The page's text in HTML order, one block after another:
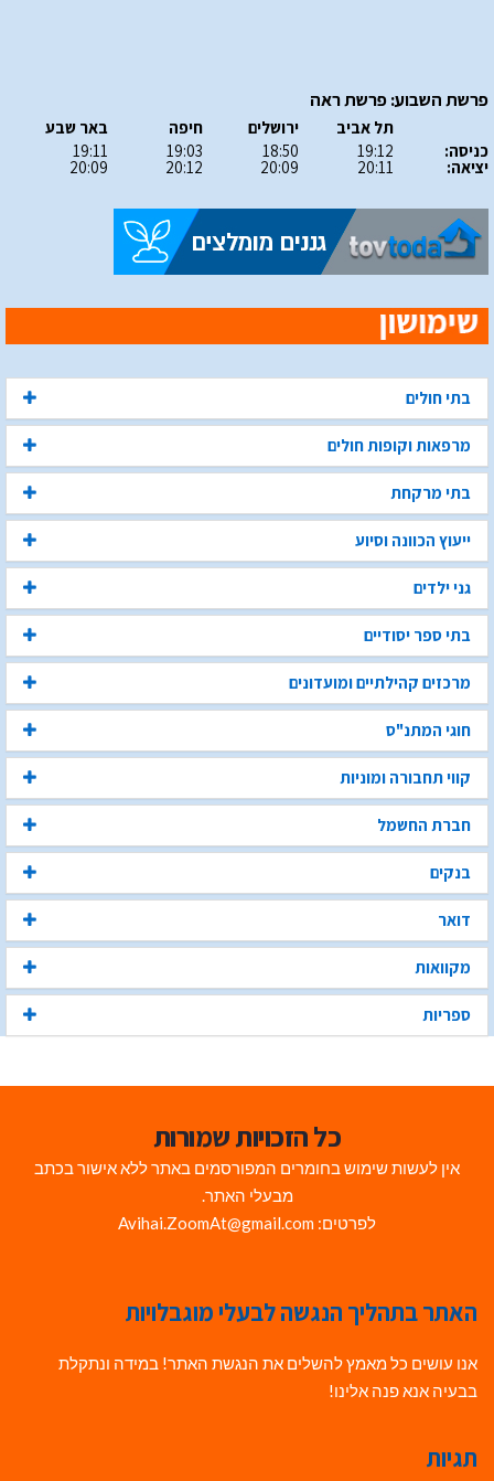
פרשת השבוע: פרשת ראה
כניסה:
יציאה:
תל אביב
19:12
20:11
ירושלים
18:50
20:09
חיפה
19:03
20:12
באר שבע
19:11
20:09
בתי חולים
מרפאות וקופות חולים
בתי מרקחת
ייעוץ הכוונה וסיוע
גני ילדים
בתי ספר יסודיים
מרכזים קהילתיים ומועדונים
חוגי המתנ"ס
קווי תחבורה ומוניות
חברת החשמל
בנקים
דואר
מקוואות
ספריות
כל הזכויות שמורות
אין לעשות שימוש בחומרים המפורסמים באתר ללא אישור בכתב
מבעלי האתר.
לפרטים: Avihai.ZoomAt@gmail.com
האתר בתהליך הנגשה לבעלי מוגבלויות
אנו עושים כל מאמץ להשלים את הנגשת האתר! במידה ונתקלת
בבעיה אנא פנה אלינו!
תגיות